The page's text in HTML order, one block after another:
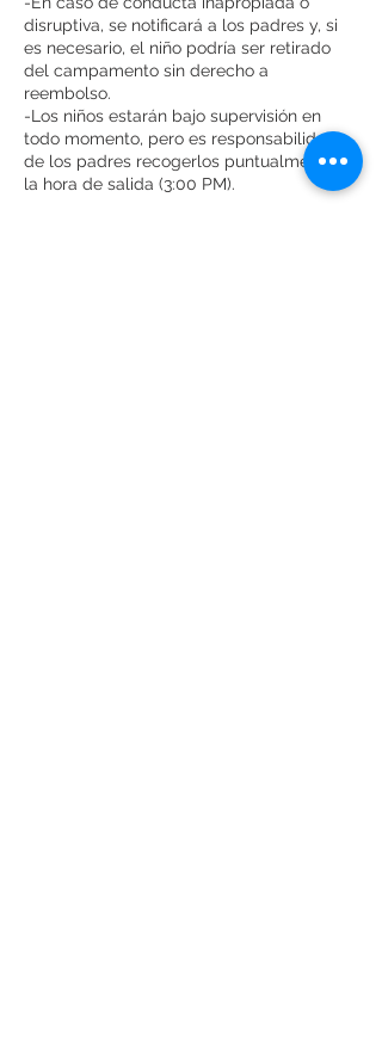
disruptiva, se notificará a los padres y, si
es necesario, el niño podría ser retirado
del campamento sin derecho a
reembolso.
-Los niños estarán bajo supervisión en
todo momento, pero es responsabilidad
de los padres recogerlos puntualmente a
la hora de salida (3:00 PM).